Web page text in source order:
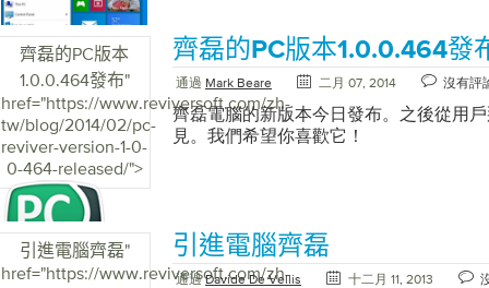
齊磊的PC版本
1.0.0.464發布"
href="https://www.reviversoft.com/zh-
tw/blog/2014/02/pc-
reviver-version-1-0-
0-464-released/">
齊磊的PC版本1.0.0.464發
通過 Mark Beare 二月 07, 2014 沒有評
齊磊電腦的新版本今日發布。之後從用
見。我們希望你喜歡它！
引進電腦齊磊"
href="https://www.reviversoft.com/zh-
引進電腦齊磊
通過Davide De Vellis 十二月 11, 2013